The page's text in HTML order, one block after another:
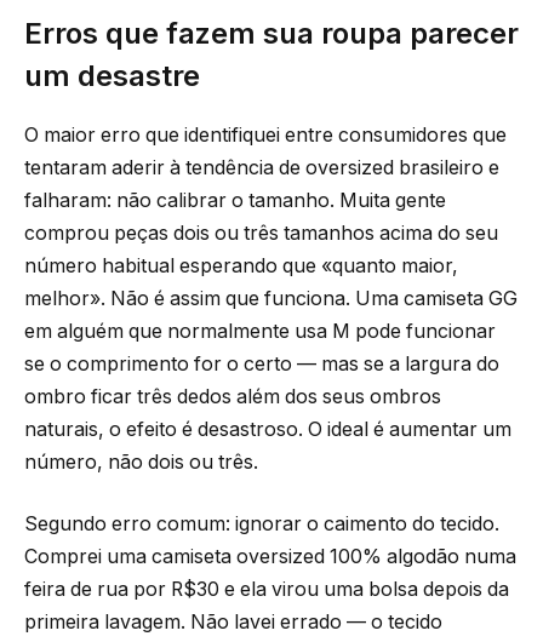
Erros que fazem sua roupa parecer
um desastre
O maior erro que identifiquei entre consumidores que
tentaram aderir à tendência de oversized brasileiro e
falharam: não calibrar o tamanho. Muita gente
comprou peças dois ou três tamanhos acima do seu
número habitual esperando que «quanto maior,
melhor». Não é assim que funciona. Uma camiseta GG
em alguém que normalmente usa M pode funcionar
se o comprimento for o certo — mas se a largura do
ombro ficar três dedos além dos seus ombros
naturais, o efeito é desastroso. O ideal é aumentar um
número, não dois ou três.
Segundo erro comum: ignorar o caimento do tecido.
Comprei uma camiseta oversized 100% algodão numa
feira de rua por R$30 e ela virou uma bolsa depois da
primeira lavagem. Não lavei errado — o tecido